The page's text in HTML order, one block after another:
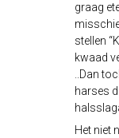
graag
stellen
kwaad
..Dan
harses
Het niet